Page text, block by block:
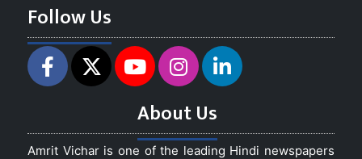
Follow Us
About Us
Amrit Vichar is one of the leading Hindi newspapers